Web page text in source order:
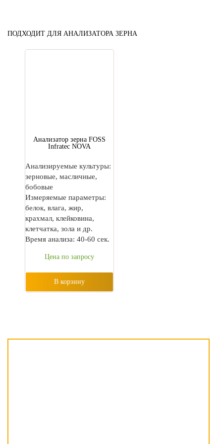
ПОДХОДИТ ДЛЯ АНАЛИЗАТОРА ЗЕРНА
Анализатор зерна FOSS
Infratec NOVA
Анализируемые культуры:
зерновые, масличные,
бобовые
Измеряемые параметры:
белок, влага, жир,
крахмал, клейковина,
клетчатка, зола и др.
Время анализа: 40-60 сек.
Цена по запросу
В корзину